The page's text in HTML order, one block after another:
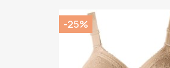
-25%